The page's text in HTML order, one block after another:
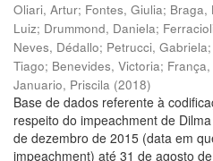
Oliari, Artur; Fontes, Giulia; Braga,
Luiz; Drummond, Daniela;
Neves, Dédallo; Petrucci, Gabriela;
Tiago; Benevides, Victoria;
Januario, Priscila (2018)
Base de dados referente à
respeito do impeachment de
de dezembro de 2015 (data em
impeachment) até 31 de agosto